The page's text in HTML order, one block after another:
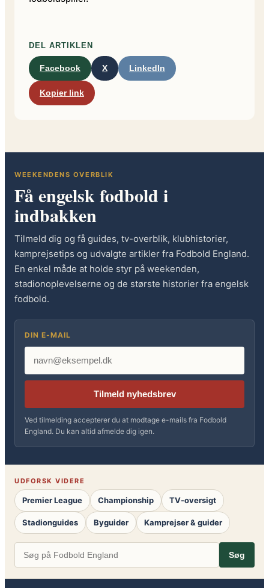
DEL ARTIKLEN
Facebook X LinkedIn
Kopier link
WEEKENDENS OVERBLIK
Få engelsk fodbold i
indbakken
Tilmeld dig og få guides, tv-overblik, klubhistorier,
kamprejsetips og udvalgte artikler fra Fodbold England.
En enkel måde at holde styr på weekenden,
stadionoplevelserne og de største historier fra engelsk
fodbold.
DIN E-MAIL
Tilmeld nyhedsbrev
Ved tilmelding accepterer du at modtage e-mails fra Fodbold
England. Du kan altid afmelde dig igen.
UDFORSK VIDERE
Premier League Championship TV-oversigt
Stadionguides Byguider Kamprejser & guider
Søg